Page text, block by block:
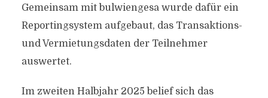
Gemeinsam mit bulwiengesa wurde dafür ein
Reportingsystem aufgebaut, das Transaktions-
und Vermietungsdaten der Teilnehmer
auswertet.
Im zweiten Halbjahr 2025 belief sich das